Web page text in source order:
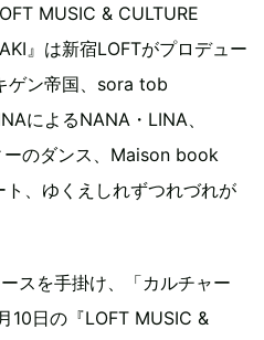
MUSIC & CULTURE
』は新宿LOFTがプロデュー
ゲン帝国、sora tob
によるNANA・LINA、
ーのダンス、Maison book
、ゆくえしれずつれづれが
スを手掛け、「カルチャー
10日の『LOFT MUSIC &